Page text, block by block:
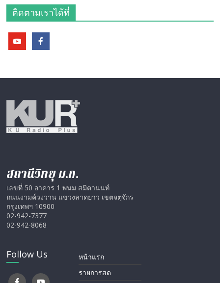
ติดตามเราได้ที่
สถานีวิทยุ ม.ก.
เลขที่ 50 อาคาร 1 พนม สมิตานนท์
ถนนงามค์วงวาน แขวงลาดยาว เขตจตุจักร
กรุงเทพฯ 10900
02-942-7377
02-942-8068
Follow Us
หน้าแรก
รายการสด